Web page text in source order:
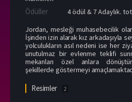
Ödüller
4 ödül & 7 Adaylık.
Jordan, mesleği muhasebecilik
İşinden izin alarak kız arkadaşıyla
yolculukların asıl nedeni ise her
unutulmaz bir evlenme teklifi
mekanları özel anlara
şekillerde göstermeyi
Resimler 2